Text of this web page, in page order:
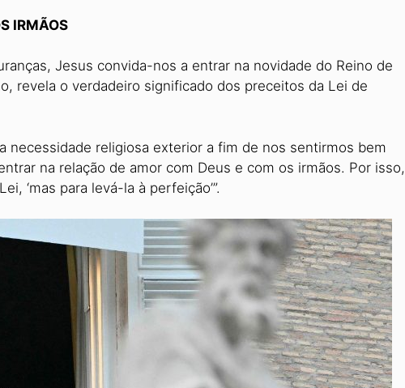
IRMÃOS
Jesus convida-nos a entrar na novidade do Reino de
revela o verdadeiro significado dos preceitos da Lei de
necessidade religiosa exterior a fim de nos sentirmos bem
na relação de amor com Deus e com os irmãos. Por isso,
‘mas para levá-la à perfeição’”.